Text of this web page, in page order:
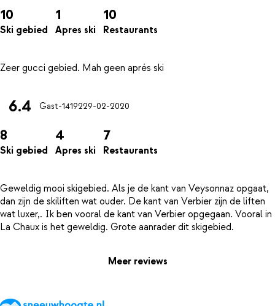
10
Ski gebied
1
Apres ski
10
Restaurants
6.4 Gast-1419229-02-2020
8
Ski gebied
4
Apres ski
7
Restaurants
Geweldig mooi skigebied. Als je de kant van Veysonnaz opgaat,
dan zijn de skiliften wat ouder. De kant van Verbier zijn de liften
wat luxer,. Ik ben vooral de kant van Verbier opgegaan. Vooral in
Meer reviews